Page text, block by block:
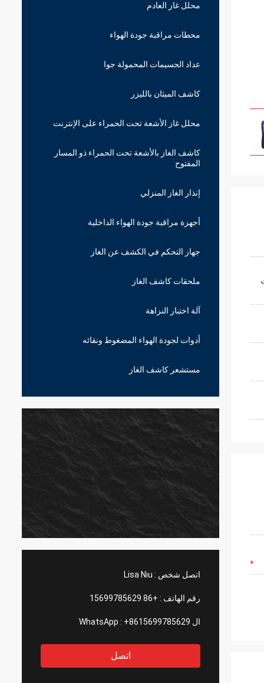
محلل غاز العادم
محطات مراقبة جودة الهواء
عداد الجسيمات المحمولة جوا
كاشف الميثان بالليزر
محلل غاز الأشعة تحت الحمراء على الإنترنت
كاشف الغاز بالأشعة تحت الحمراء ذو ​​المسار
المفتوح
إنذار الغاز المنزلي
أجهزة مراقبة جودة الهواء الداخلية
جهاز التحكم في الكشف عن الغاز
ملحقات كاشف الغاز
آلة اختبار النزاهة
أدوات لجودة الهواء المضغوط ونقائه
مستشعر كاشف الغاز
اتصل شخص : Lisa Niu
رقم الهاتف : +86 15699785629
ال WhatsApp : +8615699785629
اتصل